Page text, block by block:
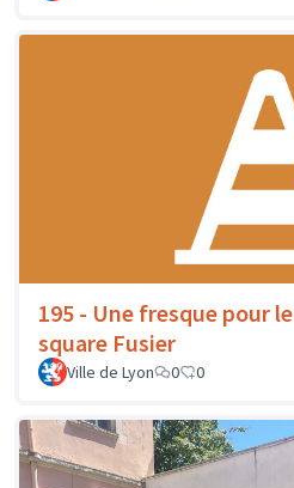
195 - Une fresque pour le
square Fusier
Ville de Lyon
0 0